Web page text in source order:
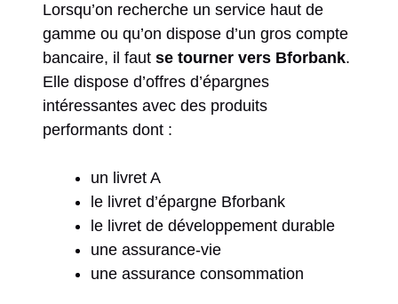
Lorsqu’on recherche un service haut de
gamme ou qu’on dispose d’un gros compte
bancaire, il faut se tourner vers Bforbank.
Elle dispose d’offres d’épargnes
intéressantes avec des produits
performants dont :
un livret A
le livret d’épargne Bforbank
le livret de développement durable
une assurance-vie
une assurance consommation